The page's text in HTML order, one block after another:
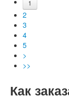
1
2
3
4
5
>
>>
Как